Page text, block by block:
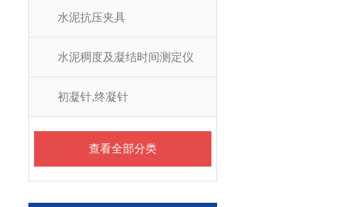
水泥抗压夹具
水泥稠度及凝结时间测定仪
初凝针,终凝针
查看全部分类